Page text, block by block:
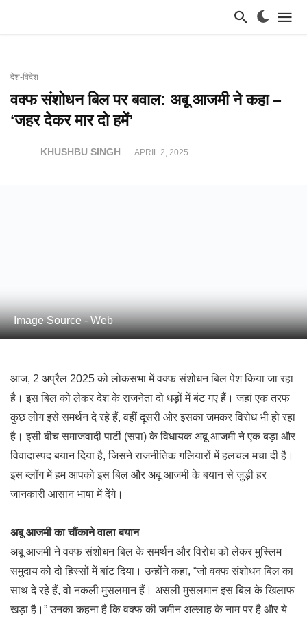
देश-विदेश
वक्फ संशोधन बिल पर बवाल: अबू आजमी ने कहा –
‘जहर देकर मार दो हमें’
KHUSHBU SINGH APRIL 2, 2025
Image Source - Web
आज, 2 अप्रैल 2025 को लोकसभा में वक्फ संशोधन बिल पेश किया जा रहा
है। इस बिल को लेकर देश के राजनेता दो धड़ों में बंट गए हैं। जहां एक तरफ
कुछ लोग इसे समर्थन दे रहे हैं, वहीं दूसरी ओर इसका जमकर विरोध भी हो रहा
है। इसी बीच समाजवादी पार्टी (सपा) के विधायक अबू आजमी ने एक बड़ा और
विवादास्पद बयान दिया है, जिसने राजनीतिक गलियारों में हलचल मचा दी है।
इस ब्लॉग में हम आपको इस बिल और अबू आजमी के बयान से जुड़ी हर
जानकारी आसान भाषा में देंगे।
अबू आजमी का चौंकाने वाला बयान
अबू आजमी ने वक्फ संशोधन बिल के समर्थन और विरोध को लेकर मुस्लिम
समुदाय को दो हिस्सों में बांट दिया। उन्होंने कहा, “जो वक्फ संशोधन बिल का
साथ दे रहे हैं, वो नकली मुसलमान हैं। असली मुसलमान इस बिल के खिलाफ
खड़ा है।” उनका कहना है कि वक्फ की जमीन अल्लाह के नाम पर है और ये